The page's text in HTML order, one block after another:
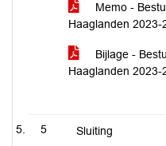
Memo -
Haaglanden 2023-
Bijlage -
Haaglanden 2023-
5 Sluiting